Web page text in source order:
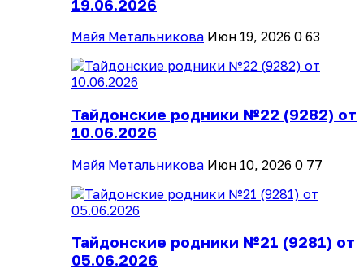
19.06.2026
Майя Метальникова Июн 19, 2026 0 63
Тайдонские родники №22 (9282) от
10.06.2026
Майя Метальникова Июн 10, 2026 0 77
Тайдонские родники №21 (9281) от
05.06.2026